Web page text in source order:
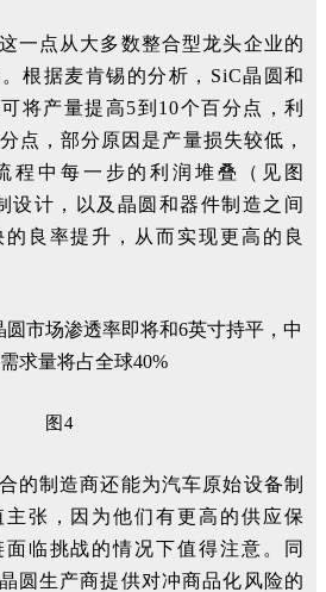
一点从大多数整合型龙头企业的
根据麦肯锡的分析，SiC晶圆和
将产量提高5到10个百分点，利
点，部分原因是产量损失较低，
程中每一步的利润堆叠（见图
设计，以及晶圆和器件制造之间
良率提升，从而实现更高的良
图4
的制造商还能为汽车原始设备制
张，因为他们有更高的供应保
临挑战的情况下值得注意。同
圆生产商提供对冲商品化风险的